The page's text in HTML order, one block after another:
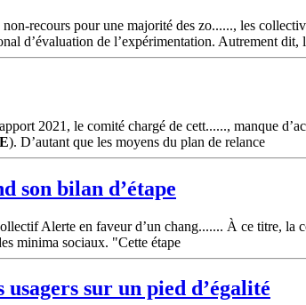
recours pour une majorité des zo......, les
d’évaluation de l’expérimentation. Autrement dit,
2021, le comité chargé de cett......, manque
). D’autant que les moyens du plan de relance
son bilan d’étape
Alerte en faveur d’un chang....... À ce titre,
minima sociaux. "Cette étape
sur un pied d’égalité